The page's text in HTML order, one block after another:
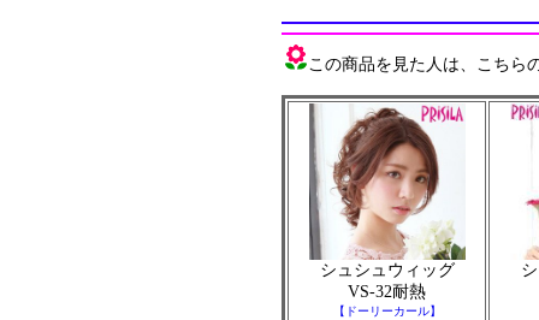
この商品を見た人は、こちら
シュシュウィッグ
VS-32耐熱
【ドーリーカール】